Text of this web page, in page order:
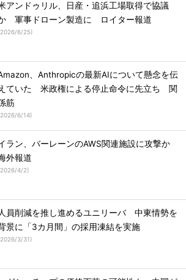
アンドゥリル、日産・追浜工場取得で協議
軍事ドローン製造に ロイター報道
2026/6/25)
、Anthropicの最新AIについて懸念を伝
ていた 米政権による停止命令に先立ち 関
筋
2026/6/14)
ラン、バーレーンのAWS関連施設に攻撃か
外報道
2026/4/2)
人員削減を推し進めるユニリーバ 中東情勢を
景に「3カ月間」の採用凍結を実施
2026/3/31)